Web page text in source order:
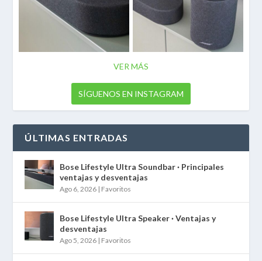
VER MÁS
SÍGUENOS EN INSTAGRAM
ÚLTIMAS ENTRADAS
Bose Lifestyle Ultra Soundbar · Principales
ventajas y desventajas
Ago 6, 2026 | Favoritos
Bose Lifestyle Ultra Speaker · Ventajas y
desventajas
Ago 5, 2026 | Favoritos